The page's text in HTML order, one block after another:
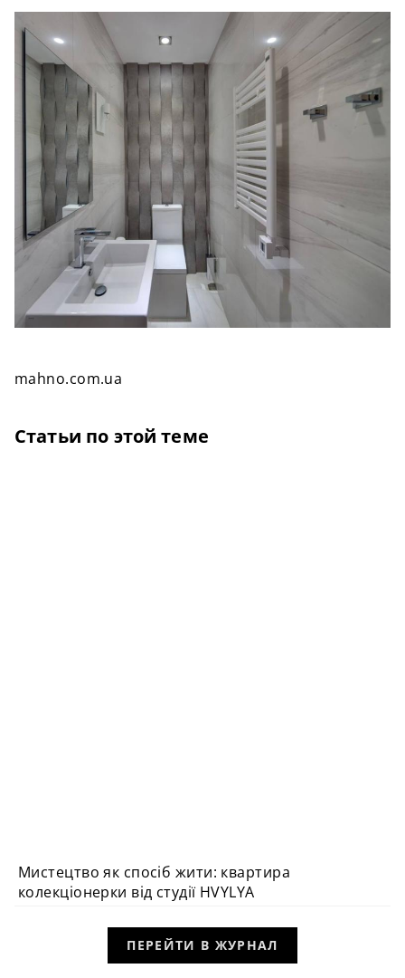
mahno.com.ua
Статьи по этой теме
ВИБІР РЕДАКЦІЇ
Мистецтво як спосіб жити: квартира
колекціонерки від студії HVYLYA
ПЕРЕЙТИ В ЖУРНАЛ